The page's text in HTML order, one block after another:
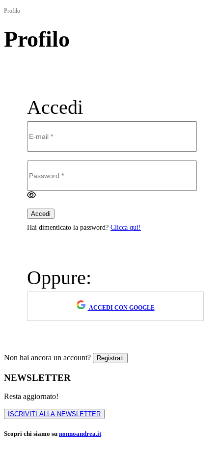
Profilo
Profilo
Accedi
Hai dimenticato la password? Clicca qui!
Oppure:
ACCEDI CON GOOGLE
Non hai ancora un account?
NEWSLETTER
Resta aggiornato!
ISCRIVITI ALLA NEWSLETTER
Scopri chi siamo su nonnoandrea.it